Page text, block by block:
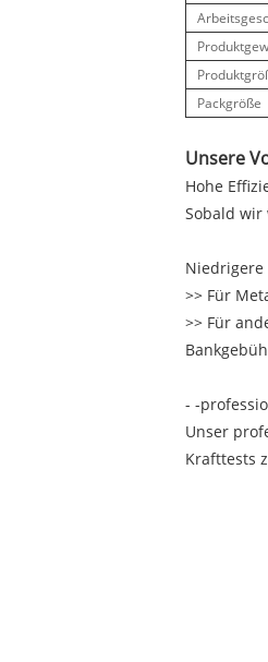
Packgröße
Unsere
Hohe
Sobald wir
Niedrigere
>> Für
>> Für
- -
Unser
Krafttests